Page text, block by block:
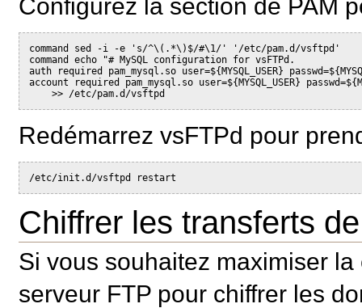
Configurez la section de PAM
command sed -i -e 's/^\(.*\)$/#\1/' '/etc/pam.d/vsftpd'
command echo "# MySQL configuration for vsFTPd.
auth required pam_mysql.so user=${MYSQL_USER}
account required pam_mysql.so user=${MYSQL_USER}
Redémarrez vsFTPd pour
Chiffrer les transferts
Si vous souhaitez maximiser
serveur FTP pour chiffrer les